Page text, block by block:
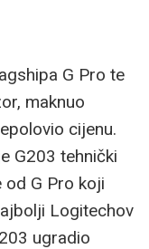
G Pro te
maknuo
cijenu.
G203 tehnički
G Pro koji
Logitechov
ugradio